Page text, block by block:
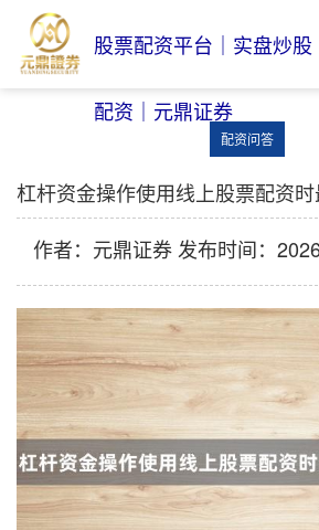
股票配资平台｜实盘炒股
配资｜元鼎证券
配资问答
杠杆资金操作使用线上股票配资
作者：元鼎证券 发布时间：